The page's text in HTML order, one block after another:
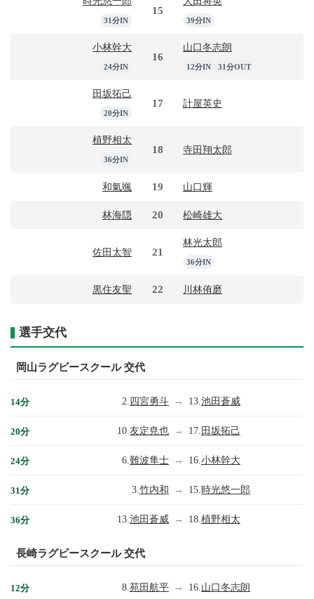
31分IN
15
39分IN
小林幹大
24分IN
16
山口冬志朗
12分IN 31分OUT
田坂拓己
20分IN
17 計屋英史
植野相太
36分IN
18 寺田翔太郎
和氣颯 19 山口輝
林海隠 20 松崎雄大
佐田太智 21
林光太郎
36分IN
黒住友聖 22 川林侑磨
選手交代
岡山ラグビースクール 交代
14分 2. 四宮勇斗 → 13. 池田蒼威
20分 10. 友定尭也 → 17. 田坂拓己
24分 6. 難波隼士 → 16. 小林幹大
31分 3. 竹内和 → 15. 時光悠一郎
36分 13. 池田蒼威 → 18. 植野相太
長崎ラグビースクール 交代
12分 8. 苑田航平 → 16. 山口冬志朗